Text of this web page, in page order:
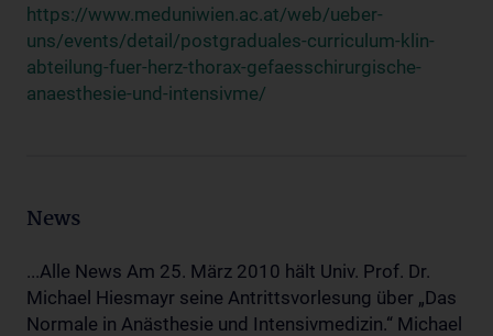
https://www.meduniwien.ac.at/web/ueber-
uns/events/detail/postgraduales-curriculum-klin-
abteilung-fuer-herz-thorax-gefaesschirurgische-
anaesthesie-und-intensivme/
News
...Alle News Am 25. März 2010 hält Univ. Prof. Dr.
Michael Hiesmayr seine Antrittsvorlesung über „Das
Normale in Anästhesie und Intensivmedizin.“ Michael